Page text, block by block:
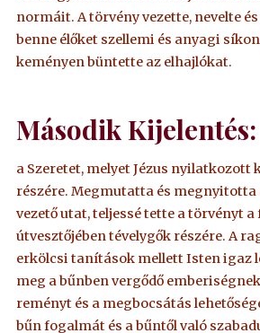
normáit. A törvény vezette, nevelte
benne élőket szellemi és anyagi
keményen büntette az elhajlókat.
Második Kijelentés:
a Szeretet, melyet Jézus nyilatkozott
részére. Megmutatta és megnyitotta
vezető utat, teljessé tette a törvényt
útvesztőjében tévelygők részére. A
erkölcsi tanítások mellett Isten igaz
meg a bűnben vergődő
reményt és a megbocsátás
bűn fogalmát és a bűntől való